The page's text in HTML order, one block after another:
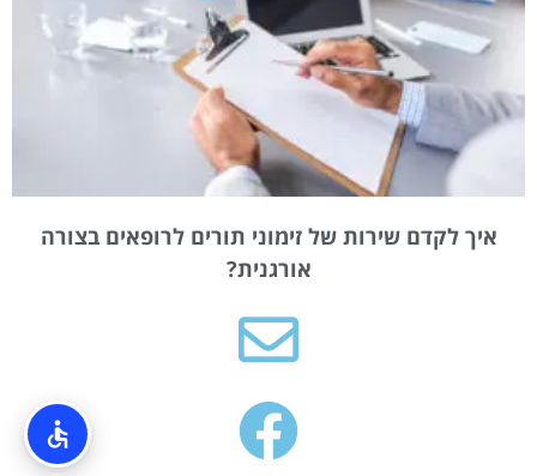
איך לקדם שירות של זימוני תורים לרופאים בצורה
אורגנית?